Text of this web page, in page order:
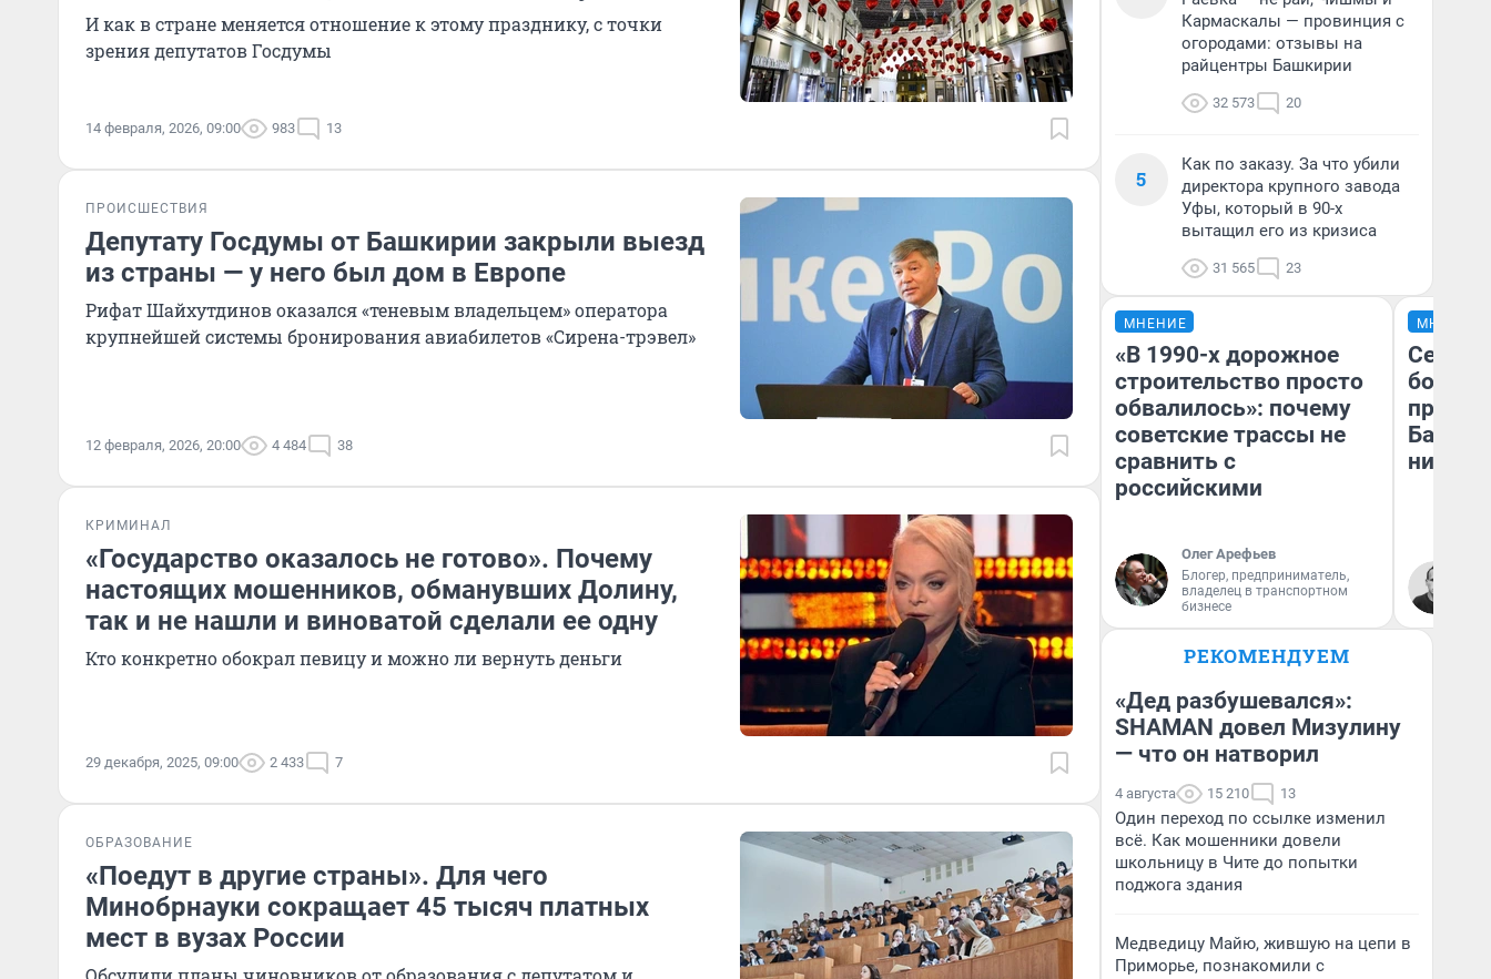
И как в стране меняется отношение к этому празднику, с точки
зрения депутатов Госдумы
14 февраля, 2026, 09:00 983 13
ПРОИСШЕСТВИЯ
Депутату Госдумы от Башкирии закрыли выезд
из страны — у него был дом в Европе
Рифат Шайхутдинов оказался «теневым владельцем» оператора
крупнейшей системы бронирования авиабилетов «Сирена-трэвел»
12 февраля, 2026, 20:00 4 484 38
КРИМИНАЛ
«Государство оказалось не готово». Почему
настоящих мошенников, обманувших Долину,
так и не нашли и виноватой сделали ее одну
Кто конкретно обокрал певицу и можно ли вернуть деньги
29 декабря, 2025, 09:00 2 433 7
ОБРАЗОВАНИЕ
«Поедут в другие страны». Для чего
Минобрнауки сокращает 45 тысяч платных
мест в вузах России
Кармаскалы — провинция с
огородами: отзывы на
райцентры Башкирии
32 573 20
5
Как по заказу. За что убили
директора крупного завода
Уфы, который в 90-х
вытащил его из кризиса
31 565 23
МНЕНИЕ
«В 1990-х дорожное
строительство просто
обвалилось»: почему
советские трассы не
сравнить с
российскими
Олег Арефьев
Блогер, предприниматель,
владелец в транспортном
бизнесе
МНЕНИЕ
Север
них
РЕКОМЕНДУЕМ
«Дед разбушевался»:
SHAMAN довел Мизулину
— что он натворил
4 августа 15 210 13
Один переход по ссылке изменил
всё. Как мошенники довели
школьницу в Чите до попытки
поджога здания
Медведицу Майю, жившую на цепи в
Приморье, познакомили с